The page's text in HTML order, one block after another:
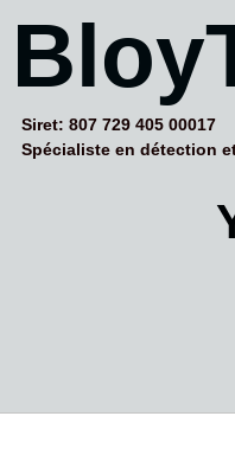
Siret: 807 729 405 00017
Spécialiste en détection